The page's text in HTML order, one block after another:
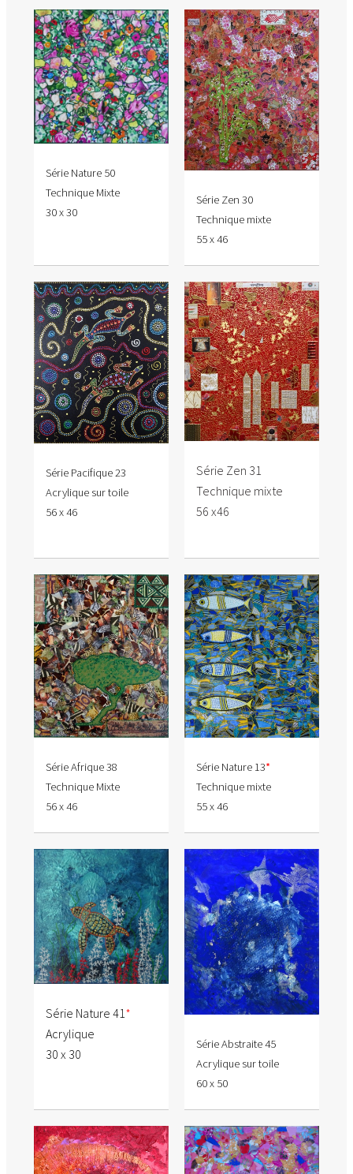
Série Nature 50
Technique Mixte
30 x 30
Série Zen 30
Technique mixte
55 x 46
Série Pacifique 23
Acrylique sur toile
56 x 46
Série Zen 31
Technique mixte
56 x46
Série Afrique 38
Technique Mixte
56 x 46
Série Nature 13*
Technique mixte
55 x 46
Série Nature 41 *
Acrylique
30 x 30
Série Abstraite 45
Acrylique sur toile
60 x 50